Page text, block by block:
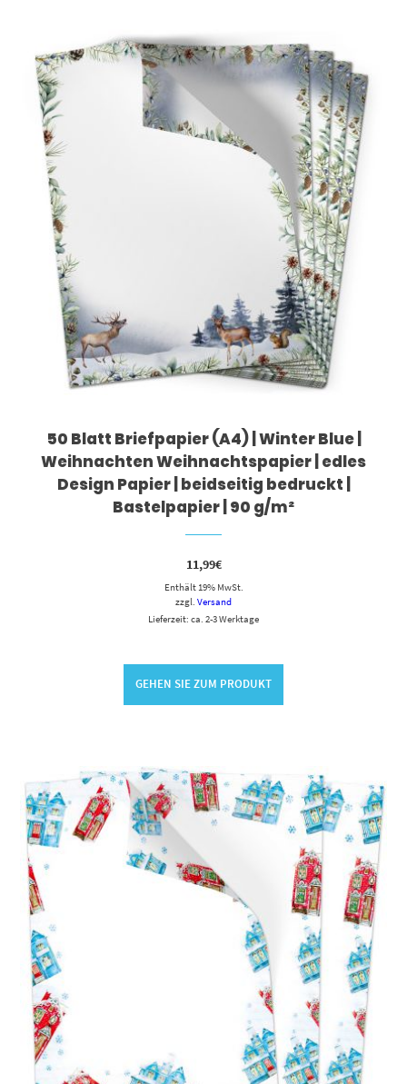
50 Blatt Briefpapier (A4) | Winter Blue |
Weihnachten Weihnachtspapier | edles
Design Papier | beidseitig bedruckt |
Bastelpapier | 90 g/m²
11,99€
Enthält 19% MwSt.
zzgl. Versand
Lieferzeit: ca. 2-3 Werktage
GEHEN SIE ZUM PRODUKT